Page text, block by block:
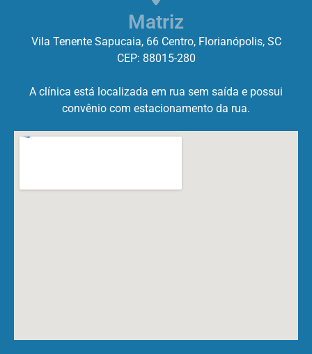
Matriz
Vila Tenente Sapucaia, 66 Centro, Florianópolis, SC
CEP: 88015-280
A clínica está localizada em rua sem saída e possui
convênio com estacionamento da rua.